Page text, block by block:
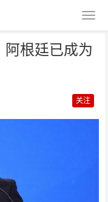
根廷已成为
关注
已